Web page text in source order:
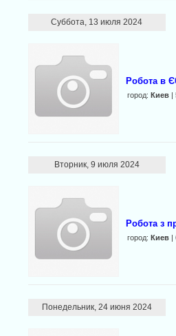
Суббота, 13 июля 2024
Робота в
город: Киев|
Вторник, 9 июля 2024
Робота з
город: Киев|
Понедельник, 24 июня 2024